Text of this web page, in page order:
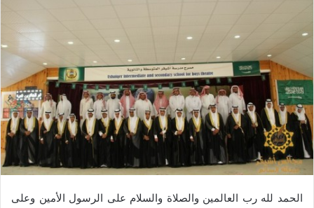
الحمد لله رب العالمين والصلاة والسلام على الرسول الأمين وعلى